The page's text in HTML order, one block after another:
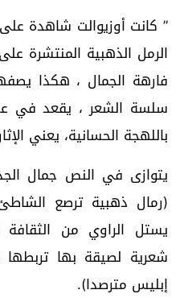
” كانت أوزيوالت شاهدة
الرمل الذهبية المنتشرة
فارهة الجمال ، هكذا
سلسة الشعر ، يقعد في
باللهجة الحسانية، يعني
يتوازى في النص جمال
(رمال ذهبية ترصع
يستل الراوي من
شعرية لصيقة بها
إبليس مترصدا).